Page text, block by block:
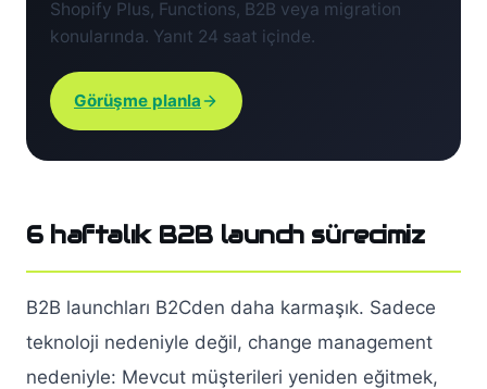
Shopify Plus, Functions, B2B veya migration
konularında. Yanıt 24 saat içinde.
Görüşme planla
6 haftalık B2B launch sürecimiz
B2B launchları B2Cden daha karmaşık. Sadece
teknoloji nedeniyle değil, change management
nedeniyle: Mevcut müşterileri yeniden eğitmek,